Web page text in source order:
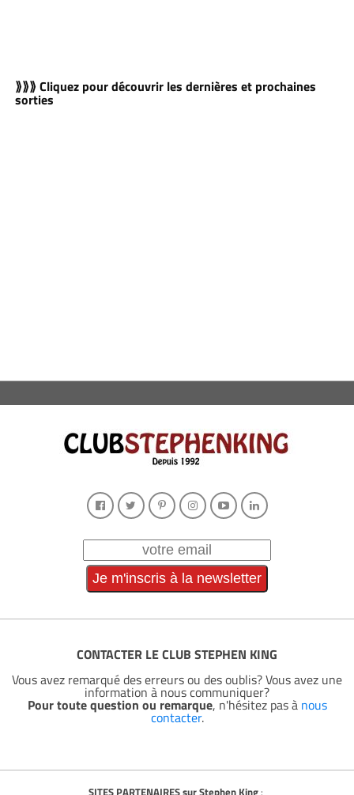
⟫⟫⟫ Cliquez pour découvrir les dernières et prochaines
sorties
CONTACTER LE CLUB STEPHEN KING
Vous avez remarqué des erreurs ou des oublis? Vous avez une
information à nous communiquer?
Pour toute question ou remarque, n'hésitez pas à nous
contacter.
SITES PARTENAIRES sur Stephen King :